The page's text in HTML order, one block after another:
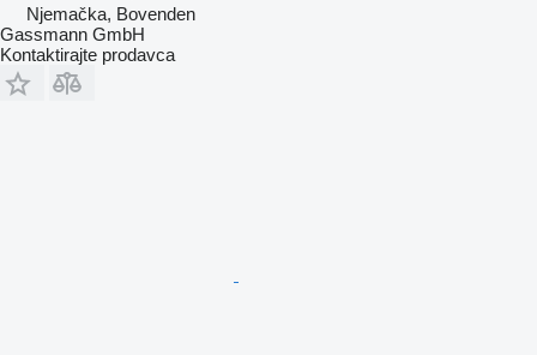
Njemačka, Bovenden
Gassmann GmbH
Kontaktirajte prodavca